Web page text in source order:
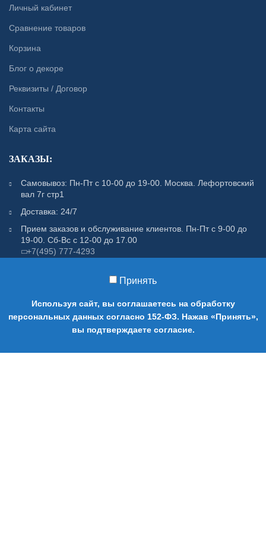
Личный кабинет
Сравнение товаров
Корзина
Блог о декоре
Реквизиты / Договор
Контакты
Карта сайта
ЗАКАЗЫ:
Самовывоз: Пн-Пт с 10-00 до 19-00. Москва. Лефортовский
вал 7г стр1
Доставка: 24/7
Прием заказов и обслуживание клиентов. Пн-Пт с 9-00 до
19-00. Сб-Вс с 12-00 до 17.00
+7(495) 777-4293
0
Принять
Используя сайт, вы соглашаетесь на обработку
персональных данных согласно 152-ФЗ. Нажав «Принять»,
вы подтверждаете согласие.